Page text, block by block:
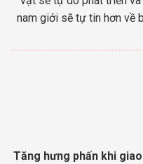
nam giới sẽ tự tin hơn về
Tăng hưng phấn khi